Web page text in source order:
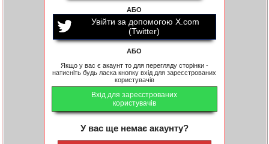
АБО
Увійти за допомогою X.com
(Twitter)
АБО
Якщо у вас є акаунт то для перегляду сторінки -
натисніть будь ласка кнопку вхід для зареєстрованих
користувачів
Вхід для зареєстрованих
користувачів
У вас ще немає акаунту?